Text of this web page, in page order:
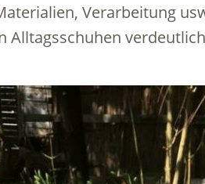
Verarbeitung
Alltagsschuhen